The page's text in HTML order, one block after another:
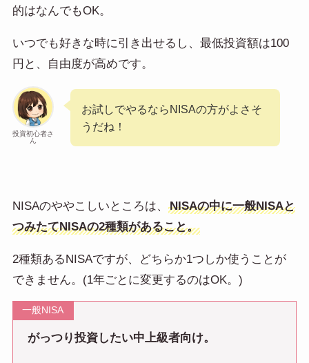
的はなんでもOK。
いつでも好きな時に引き出せるし、最低投資額は100
円と、自由度が高めです。
投資初心者さ
ん
お試しでやるならNISAの方がよさそ
うだね！
NISAのややこしいところは、
NISAの中に一般NISAと
つみたてNISAの2種類があること。
2種類あるNISAですが、どちらか1つしか使うことが
できません。(1年ごとに変更するのはOK。)
一般NISA
がっつり投資したい中上級者向け。